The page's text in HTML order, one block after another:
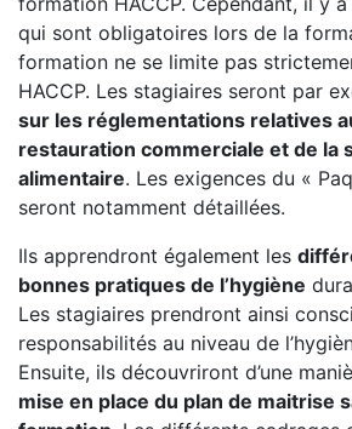
qui sont obligatoires lors de la
formation ne se limite pas
HACCP. Les stagiaires seront par
sur les réglementations relatives
restauration commerciale et de la
alimentaire. Les exigences du «
seront notamment détaillées.
Ils apprendront également les
bonnes pratiques de l’hygiène
Les stagiaires prendront ainsi
responsabilités au niveau de
Ensuite, ils découvriront d’une
mise en place du plan de maitrise